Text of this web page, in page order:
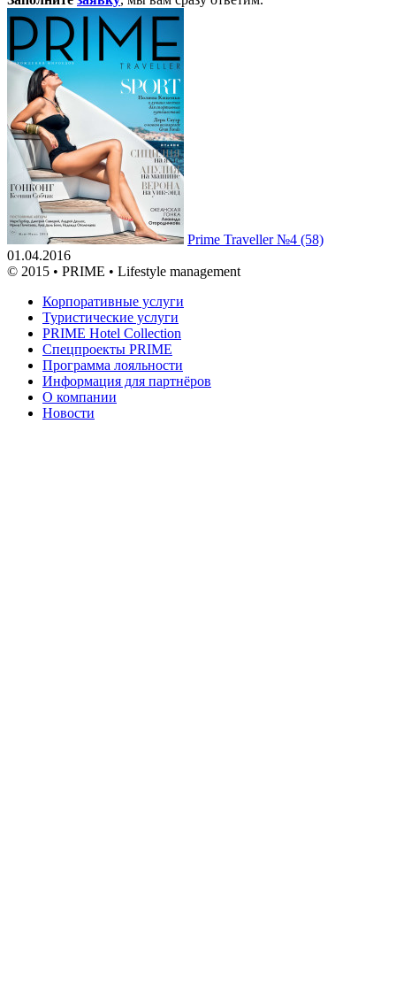
Prime Traveller №4 (58)
01.04.2016
© 2015 • PRIME • Lifestyle management
Корпоративные услуги
Туристические услуги
PRIME Hotel Collection
Спецпроекты PRIME
Программа лояльности
Информация для партнёров
О компании
Новости